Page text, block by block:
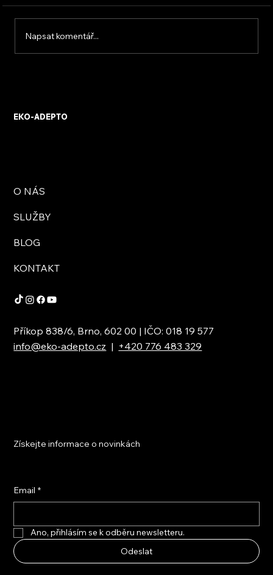
Napsat komentář...
EKO-ADEPTO
O NÁS
SLUŽBY
BLOG
KONTAKT
Příkop 838/6, Brno, 602 00 | IČO: 018 19 577
info@eko-adepto.cz | +420 776 483 329
Získejte informace o novinkách
Email *
Ano, přihlásím se k odběru newsletteru.
Odeslat